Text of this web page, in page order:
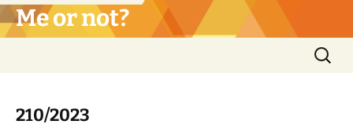
Vai
al Me or not?
Ricerca
per:
210/2023